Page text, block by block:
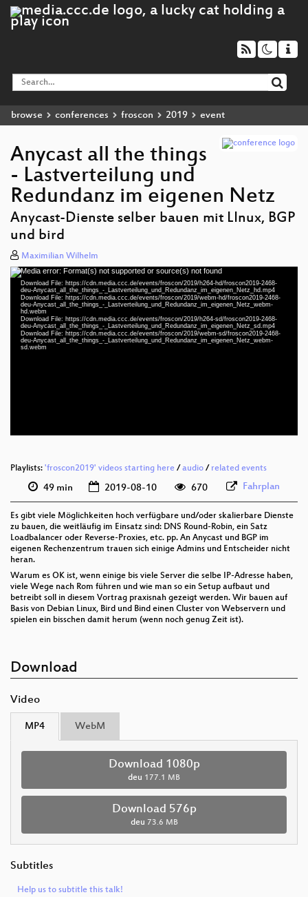
browse conferences froscon 2019 event
Anycast all the things
- Lastverteilung und
Redundanz im eigenen Netz
Anycast-Dienste selber bauen mit LInux, BGP
und bird
Maximilian Wilhelm
Video
Player
Media error: Format(s) not supported or source(s) not found
Download File: https://cdn.media.ccc.de/events/froscon/2019/h264-hd/froscon2019-2468-
deu-Anycast_all_the_things_-_Lastverteilung_und_Redundanz_im_eigenen_Netz_hd.mp4
Download File: https://cdn.media.ccc.de/events/froscon/2019/webm-hd/froscon2019-2468-
deu-Anycast_all_the_things_-_Lastverteilung_und_Redundanz_im_eigenen_Netz_webm-
hd.webm
Download File: https://cdn.media.ccc.de/events/froscon/2019/h264-sd/froscon2019-2468-
deu-Anycast_all_the_things_-_Lastverteilung_und_Redundanz_im_eigenen_Netz_sd.mp4
Download File: https://cdn.media.ccc.de/events/froscon/2019/webm-sd/froscon2019-2468-
deu-Anycast_all_the_things_-_Lastverteilung_und_Redundanz_im_eigenen_Netz_webm-
sd.webm
deu 1080p (mp4)
Playlists: 'froscon2019' videos starting here /audio / related events
49 min 2019-08-10 670 Fahrplan
Es gibt viele Möglichkeiten hoch verfügbare und/oder skalierbare Dienste
zu bauen, die weitläufig im Einsatz sind: DNS Round-Robin, ein Satz
Loadbalancer oder Reverse-Proxies, etc. pp. An Anycast und BGP im
eigenen Rechenzentrum trauen sich einige Admins und Entscheider nicht
heran.
Warum es OK ist, wenn einige bis viele Server die selbe IP-Adresse haben,
viele Wege nach Rom führen und wie man so ein Setup aufbaut und
betreibt soll in diesem Vortrag praxisnah gezeigt werden. Wir bauen auf
Basis von Debian Linux, Bird und Bind einen Cluster von Webservern und
spielen ein bisschen damit herum (wenn noch genug Zeit ist).
Download
Video
MP4 WebM
Download 1080p
deu 177.1 MB
Download 576p
deu 73.6 MB
Subtitles
Help us to subtitle this talk!